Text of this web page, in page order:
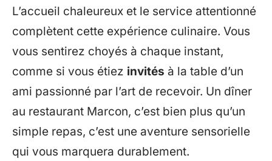
L’accueil chaleureux et le service attentionné
complètent cette expérience culinaire. Vous
vous sentirez choyés à chaque instant,
comme si vous étiez invités à la table d’un
ami passionné par l’art de recevoir. Un dîner
au restaurant Marcon, c’est bien plus qu’un
simple repas, c’est une aventure sensorielle
qui vous marquera durablement.